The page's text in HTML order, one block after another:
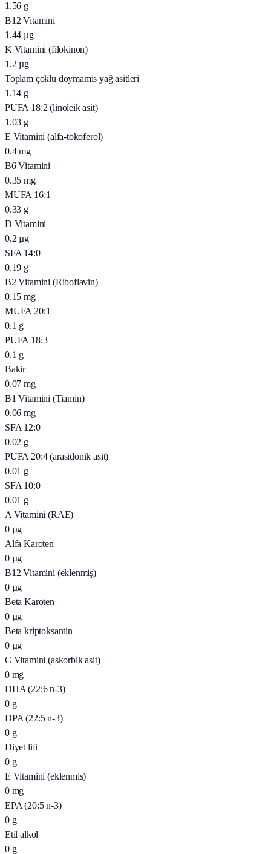
1.56 g
B12 Vitamini
1.44 µg
K Vitamini (filokinon)
1.2 µg
Toplam çoklu doymamis yağ asitleri
1.14 g
PUFA 18:2 (linoleik asit)
1.03 g
E Vitamini (alfa-tokoferol)
0.4 mg
B6 Vitamini
0.35 mg
MUFA 16:1
0.33 g
D Vitamini
0.2 µg
SFA 14:0
0.19 g
B2 Vitamini (Riboflavin)
0.15 mg
MUFA 20:1
0.1 g
PUFA 18:3
0.1 g
Bakir
0.07 mg
B1 Vitamini (Tiamin)
0.06 mg
SFA 12:0
0.02 g
PUFA 20:4 (arasidonik asit)
0.01 g
SFA 10:0
0.01 g
A Vitamini (RAE)
0 µg
Alfa Karoten
0 µg
B12 Vitamini (eklenmiş)
0 µg
Beta Karoten
0 µg
Beta kriptoksantin
0 µg
C Vitamini (askorbik asit)
0 mg
DHA (22:6 n-3)
0 g
DPA (22:5 n-3)
0 g
Diyet lifi
0 g
E Vitamini (eklenmiş)
0 mg
EPA (20:5 n-3)
0 g
Etil alkol
0 g